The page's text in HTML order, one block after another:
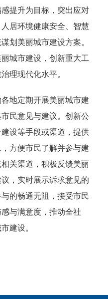
提升为目标，突出应对
居环境健康安全、智慧
划美丽城市建设方案。
城市建设，创新重大工
理现代化水平。
地定期开展美丽城市建
民意见与建议。创新公
设等手段或渠道，提供
方便市民了解并参与建
关渠道，积极反馈美丽
，实时展示诉求意见的
的畅通无阻，接受市民
与满意度，推动全社
建设。